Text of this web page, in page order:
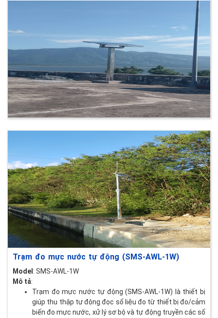
Trạm đo mực nước tự động (SMS-AWL-1W)
Model : SMS-AWL-1W
Mô tả:
Trạm đo mực nước tự động (SMS-AWL-1W) là thiết bị
giúp thu thập tự động đọc số liệu đo từ thiết bị đo/cảm
biến đo mực nước, xử lý sơ bộ và tự động truyền các số